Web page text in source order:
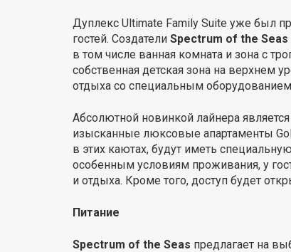
Дуплекс Ultimate Family Suite уже был
гостей. Создатели Spectrum of the Seas
в том числе ванная комната и зона с
собственная детская зона на верхнем
отдыха со специальным
Абсолютной новинкой лайнера
изысканные люксовые апартаменты
в этих каютах, будут иметь
особенным условиям проживания, у
и отдыха. Кроме того, доступ будет
Питание
Spectrum of the Seas предлагает на